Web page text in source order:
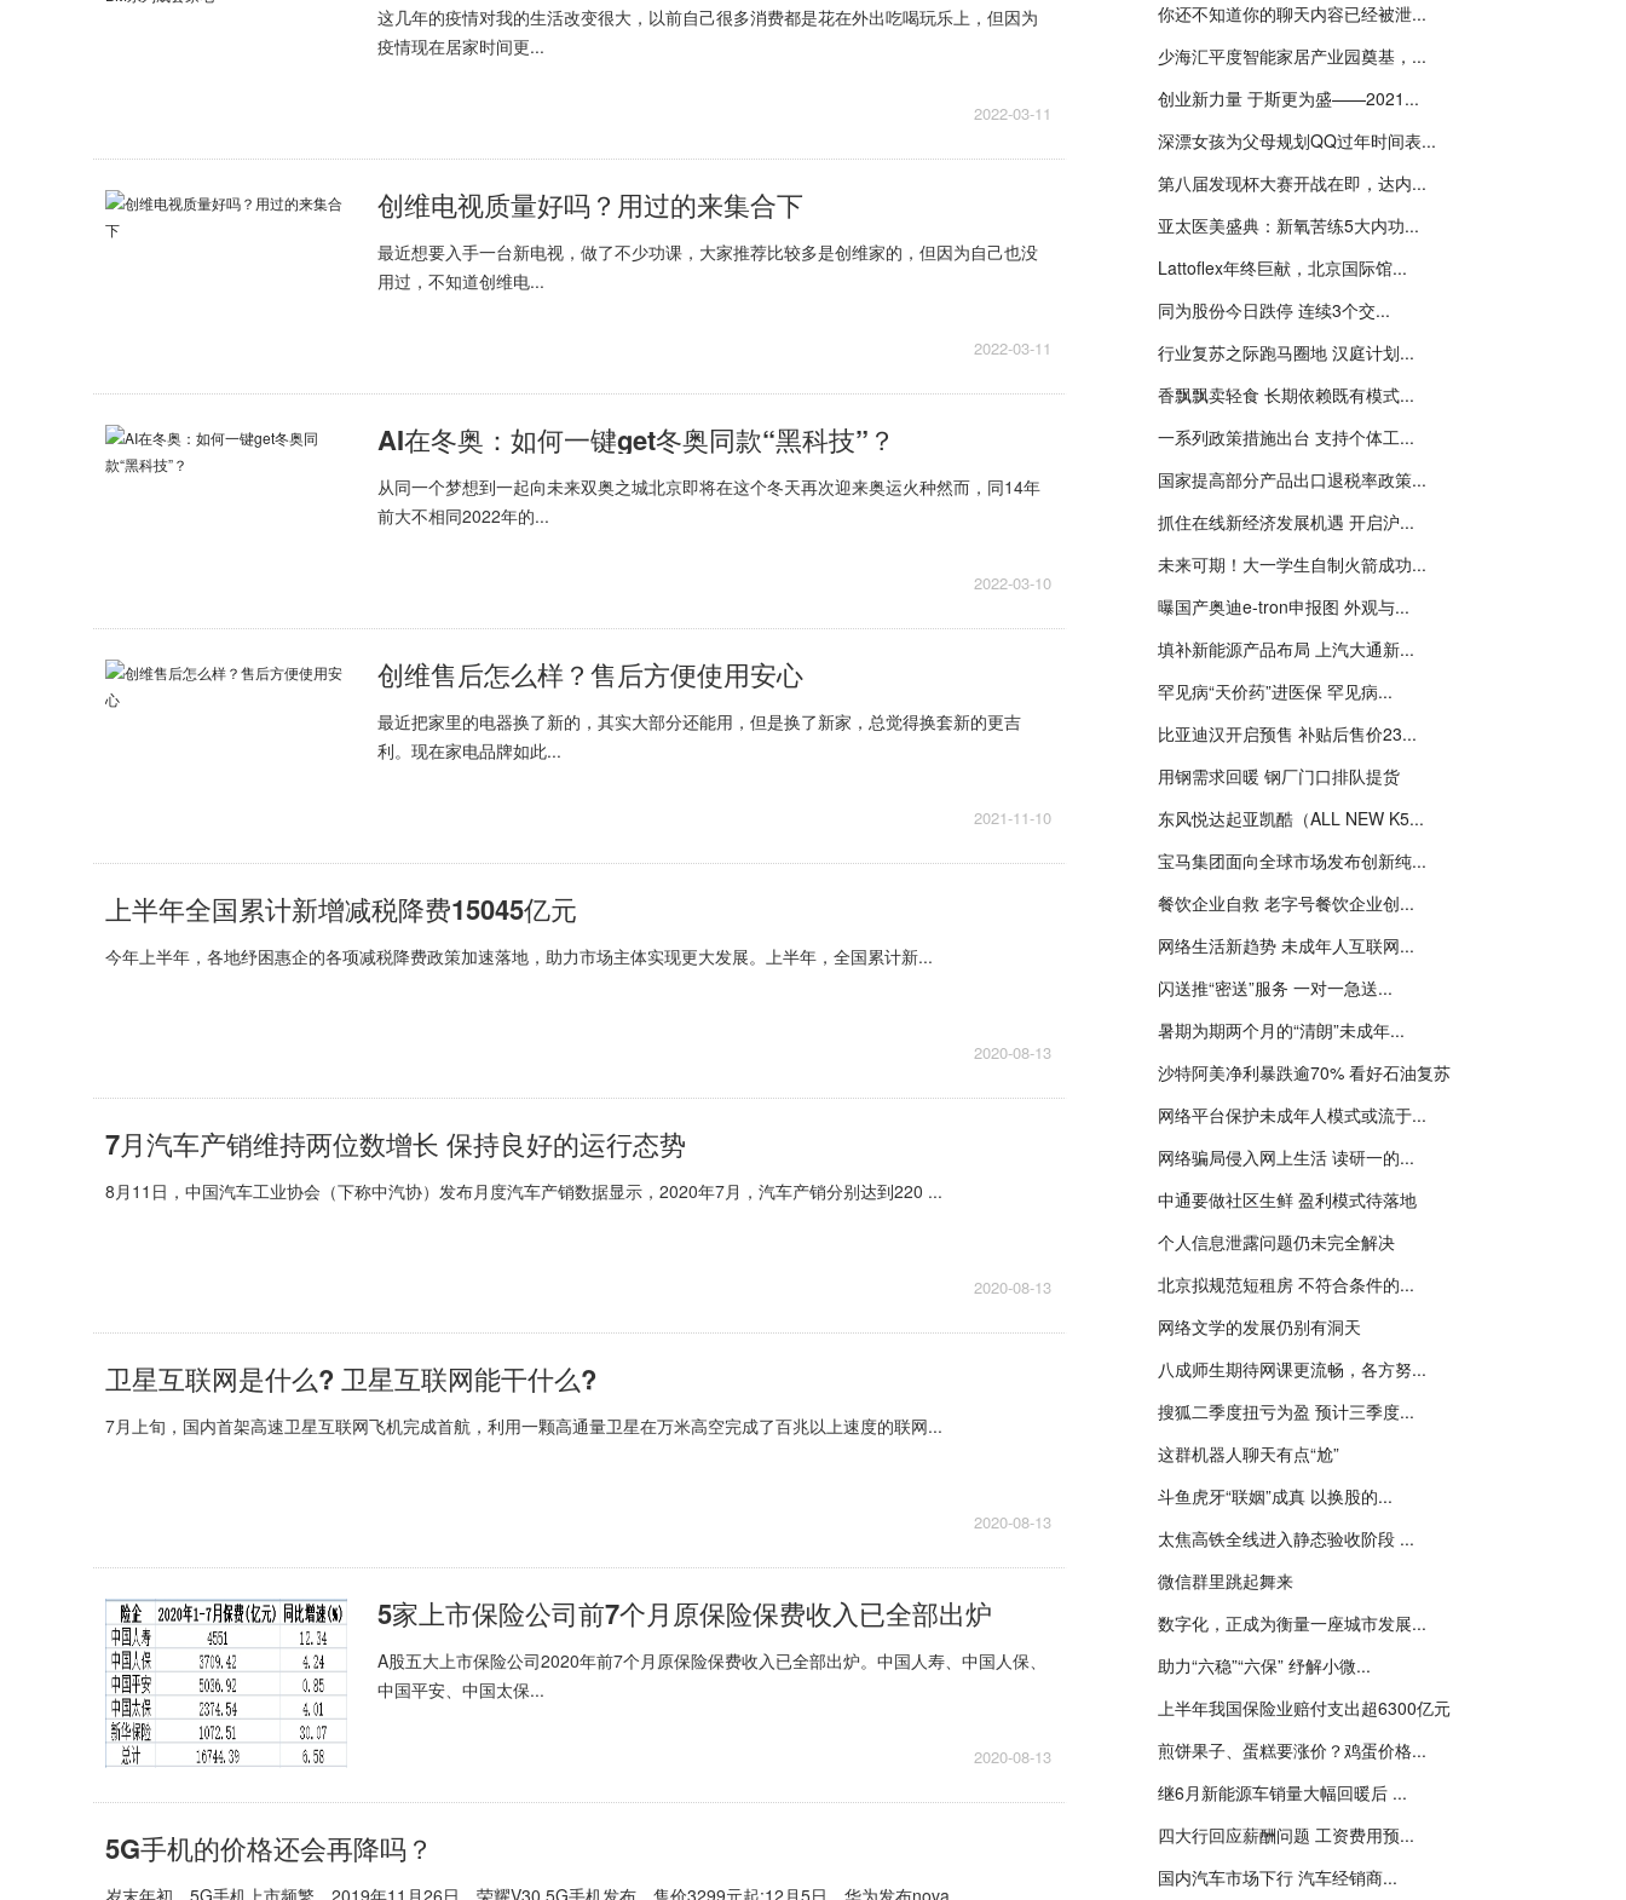
这几年的疫情对我的生活改变很大，以前自己很多消费都是花在外出吃喝玩乐上，但因为
疫情现在居家时间更...
2022-03-11
创维电视质量好吗？用过的来集合下
最近想要入手一台新电视，做了不少功课，大家推荐比较多是创维家的，但因为自己也没
用过，不知道创维电...
2022-03-11
AI在冬奥：如何一键get冬奥同款“黑科技”？
从同一个梦想到一起向未来双奥之城北京即将在这个冬天再次迎来奥运火种然而，同14年
前大不相同2022年的...
2022-03-10
创维售后怎么样？售后方便使用安心
最近把家里的电器换了新的，其实大部分还能用，但是换了新家，总觉得换套新的更吉
利。现在家电品牌如此...
2021-11-10
上半年全国累计新增减税降费15045亿元
今年上半年，各地纾困惠企的各项减税降费政策加速落地，助力市场主体实现更大发展。上半年，全国累计新...
2020-08-13
7月汽车产销维持两位数增长 保持良好的运行态势
8月11日，中国汽车工业协会（下称中汽协）发布月度汽车产销数据显示，2020年7月，汽车产销分别达到220 ...
2020-08-13
卫星互联网是什么? 卫星互联网能干什么?
7月上旬，国内首架高速卫星互联网飞机完成首航，利用一颗高通量卫星在万米高空完成了百兆以上速度的联网...
2020-08-13
5家上市保险公司前7个月原保险保费收入已全部出炉
A股五大上市保险公司2020年前7个月原保险保费收入已全部出炉。中国人寿、中国人保、
中国平安、中国太保...
2020-08-13
5G手机的价格还会再降吗？
你还不知道你的聊天内容已经被泄...
少海汇平度智能家居产业园奠基，...
创业新力量 于斯更为盛——2021...
深漂女孩为父母规划QQ过年时间表...
第八届发现杯大赛开战在即，达内...
亚太医美盛典：新氧苦练5大内功...
Lattoflex年终巨献，北京国际馆...
同为股份今日跌停 连续3个交...
行业复苏之际跑马圈地 汉庭计划...
香飘飘卖轻食 长期依赖既有模式...
一系列政策措施出台 支持个体工...
国家提高部分产品出口退税率政策...
抓住在线新经济发展机遇 开启沪...
未来可期！大一学生自制火箭成功...
曝国产奥迪e-tron申报图 外观与...
填补新能源产品布局 上汽大通新...
罕见病“天价药”进医保 罕见病...
比亚迪汉开启预售 补贴后售价23...
用钢需求回暖 钢厂门口排队提货
东风悦达起亚凯酷（ALL NEW K5...
宝马集团面向全球市场发布创新纯...
餐饮企业自救 老字号餐饮企业创...
网络生活新趋势 未成年人互联网...
闪送推“密送”服务 一对一急送...
暑期为期两个月的“清朗”未成年...
沙特阿美净利暴跌逾70% 看好石油复苏
网络平台保护未成年人模式或流于...
网络骗局侵入网上生活 读研一的...
中通要做社区生鲜 盈利模式待落地
个人信息泄露问题仍未完全解决
北京拟规范短租房 不符合条件的...
网络文学的发展仍别有洞天
八成师生期待网课更流畅，各方努...
搜狐二季度扭亏为盈 预计三季度...
这群机器人聊天有点“尬”
斗鱼虎牙“联姻”成真 以换股的...
太焦高铁全线进入静态验收阶段 ...
微信群里跳起舞来
数字化，正成为衡量一座城市发展...
助力“六稳”“六保” 纾解小微...
上半年我国保险业赔付支出超6300亿元
煎饼果子、蛋糕要涨价？鸡蛋价格...
继6月新能源车销量大幅回暖后 ...
四大行回应薪酬问题 工资费用预...
国内汽车市场下行 汽车经销商...